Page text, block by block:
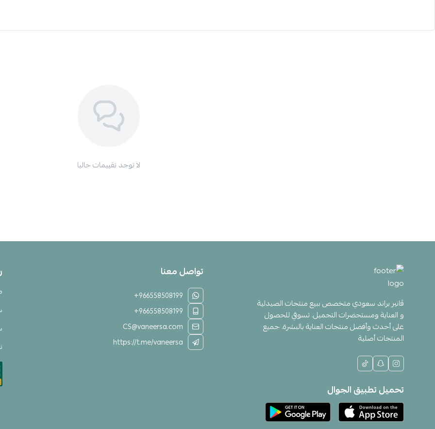
لا توجد تقييمات حاليا
ڤانير براند سعودي متخصص ببيع منتجات الصيدلية
و العناية ومستحضرات التجميل. تسوقي للحصول
على أحدث وأفضل منتجات العناية بالبشرة. جميع
المنتجات أصلية
تحميل تطبيق الجوال
تواصل معنا
+966558508199
+966558508199
CS@vaneersa.com
https://t.me/vaneersa